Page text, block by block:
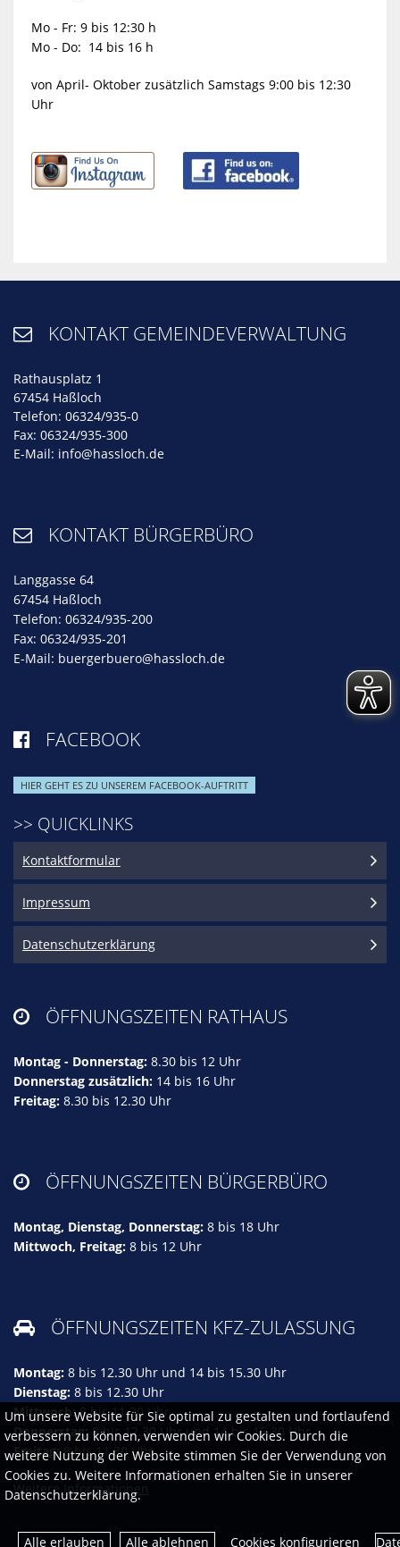
Mo - Fr: 9 bis 12:30 h
Mo - Do: 14 bis 16 h
von April- Oktober zusätzlich Samstags 9:00 bis 12:30
Uhr
 KONTAKT GEMEINDEVERWALTUNG
Rathausplatz 1
67454 Haßloch
Telefon: 06324/935-0
Fax: 06324/935-300
E-Mail: info@hassloch.de
 KONTAKT BÜRGERBÜRO
Langgasse 64
67454 Haßloch
Telefon: 06324/935-200
Fax: 06324/935-201
E-Mail: buergerbuero@hassloch.de
 FACEBOOK
HIER GEHT ES ZU UNSEREM FACEBOOK-AUFTRITT
>> QUICKLINKS
Kontaktformular
Impressum
Datenschutzerklärung
 ÖFFNUNGSZEITEN RATHAUS
Montag - Donnerstag: 8.30 bis 12 Uhr
Donnerstag zusätzlich: 14 bis 16 Uhr
Freitag: 8.30 bis 12.30 Uhr
 ÖFFNUNGSZEITEN BÜRGERBÜRO
Montag, Dienstag, Donnerstag: 8 bis 18 Uhr
Mittwoch, Freitag: 8 bis 12 Uhr
 ÖFFNUNGSZEITEN KFZ-ZULASSUNG
Montag: 8 bis 12.30 Uhr und 14 bis 15.30 Uhr
Dienstag: 8 bis 12.30 Uhr
Mittwoch:8 bis 11.30 Uhr
Donnerstag: 8 bis 12.30 Uhr und 14 bis 16.30 Uhr
Freitag:8 bis 11.30 Uhr
Weitere Informationen
Um unsere Website für Sie optimal zu gestalten und fortlaufend
verbessern zu können, verwenden wir Cookies. Durch die
weitere Nutzung der Website stimmen Sie der Verwendung von
Cookies zu. Weitere Informationen erhalten Sie in unserer
Datenschutzerklärung.